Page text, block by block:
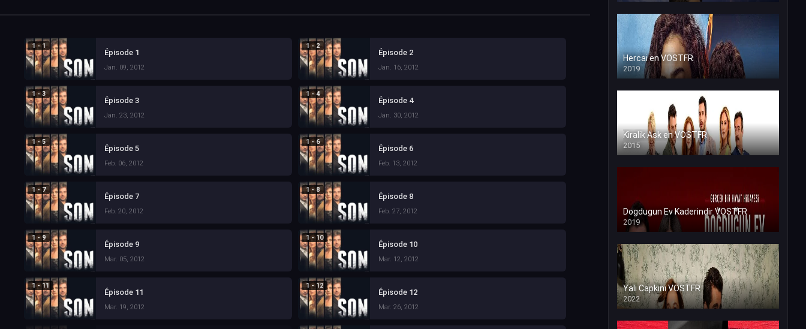
1 - 1
Épisode 1
Jan. 09, 2012
1 - 2
Épisode 2
Jan. 16, 2012
1 - 3
Épisode 3
Jan. 23, 2012
1 - 4
Épisode 4
Jan. 30, 2012
1 - 5
Épisode 5
Feb. 06, 2012
1 - 6
Épisode 6
Feb. 13, 2012
1 - 7
Épisode 7
Feb. 20, 2012
1 - 8
Épisode 8
Feb. 27, 2012
1 - 9
Épisode 9
Mar. 05, 2012
1 - 10
Épisode 10
Mar. 12, 2012
1 - 11
Épisode 11
Mar. 19, 2012
1 - 12
Épisode 12
Mar. 26, 2012
Hercai en VOSTFR
2019
Kiralik Ask en VOSTFR
2015
Dogdugun Ev Kaderindir VOSTFR
2019
Yali Capkini VOSTFR
2022